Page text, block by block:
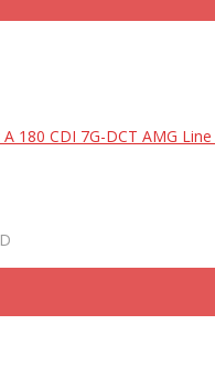
180 CDI 7G-DCT AMG